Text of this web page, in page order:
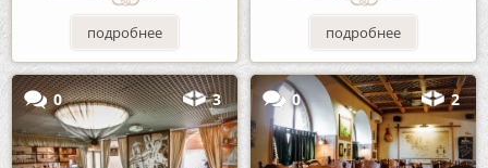
подробнее подробнее
0 3 0 2